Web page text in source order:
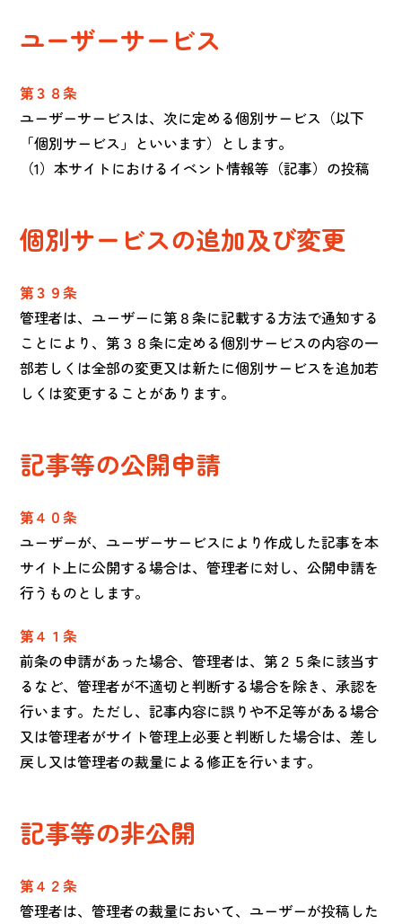
ユーザーサービス
第３８条
ユーザーサービスは、次に定める個別サービス（以下
「個別サービス」といいます）とします。
（1）本サイトにおけるイベント情報等（記事）の投稿
個別サービスの追加及び変更
第３９条
管理者は、ユーザーに第８条に記載する方法で通知する
ことにより、第３８条に定める個別サービスの内容の一
部若しくは全部の変更又は新たに個別サービスを追加若
しくは変更することがあります。
記事等の公開申請
第４０条
ユーザーが、ユーザーサービスにより作成した記事を本
サイト上に公開する場合は、管理者に対し、公開申請を
行うものとします。
第４１条
前条の申請があった場合、管理者は、第２５条に該当す
るなど、管理者が不適切と判断する場合を除き、承認を
行います。ただし、記事内容に誤りや不足等がある場合
又は管理者がサイト管理上必要と判断した場合は、差し
戻し又は管理者の裁量による修正を行います。
記事等の非公開
第４２条
管理者は、管理者の裁量において、ユーザーが投稿した